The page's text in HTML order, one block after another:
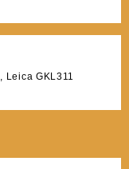
, Leica GKL311